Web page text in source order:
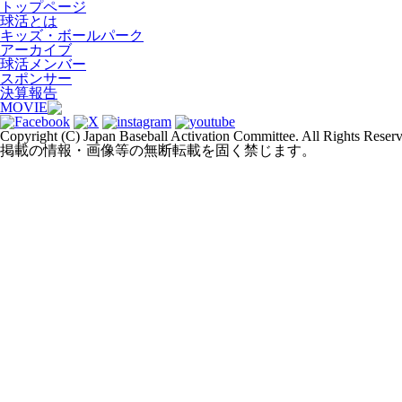
トップページ
球活とは
キッズ・ボールパーク
アーカイブ
球活メンバー
スポンサー
決算報告
MOVIE
Copyright (C) Japan Baseball Activation Committee. All Rights
掲載の情報・画像等の無断転載を固く禁じます。